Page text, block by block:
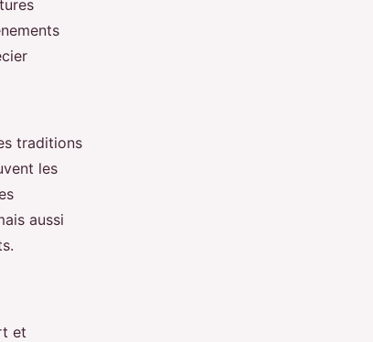
traditions
les
aussi
et